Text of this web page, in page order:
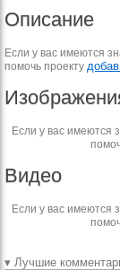
Описание
Если у вас имеются
помочь проекту
Если у вас имеются
Видео
Если у вас имеются
▾ Лучшие